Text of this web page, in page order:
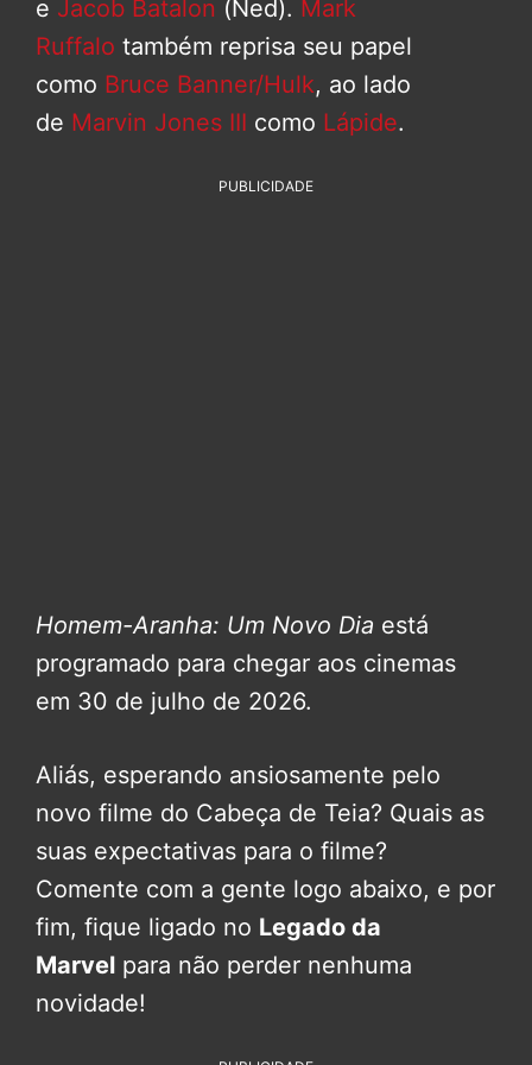
e Jacob Batalon (Ned). Mark
Ruffalo também reprisa seu papel
como Bruce Banner/Hulk, ao lado
de Marvin Jones III como Lápide.
PUBLICIDADE
Homem-Aranha: Um Novo Dia está
programado para chegar aos cinemas
em 30 de julho de 2026.
Aliás, esperando ansiosamente pelo
novo filme do Cabeça de Teia? Quais as
suas expectativas para o filme?
Comente com a gente logo abaixo, e por
fim, fique ligado no Legado da
Marvel para não perder nenhuma
novidade!